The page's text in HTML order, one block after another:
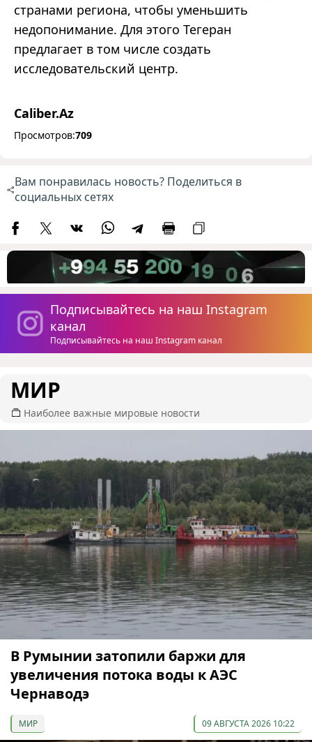
странами региона, чтобы уменьшить
недопонимание. Для этого Тегеран
предлагает в том числе создать
исследовательский центр.
Caliber.Az
Просмотров:709
Вам понравилась новость? Поделиться в
социальных сетях
Подписывайтесь на наш Instagram
канал
Подписывайтесь на наш Instagram канал
МИР
Наиболее важные мировые новости
В Румынии затопили баржи для
увеличения потока воды к АЭС
Чернаводэ
МИР 09 АВГУСТА 2026 10:22